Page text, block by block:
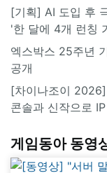
[기획] AI 도입 후
'한 달에 4개 런칭
엑스박스 25주년
공개
[차이나조이 2026]
콘솔과 신작으로
게임동아 동영